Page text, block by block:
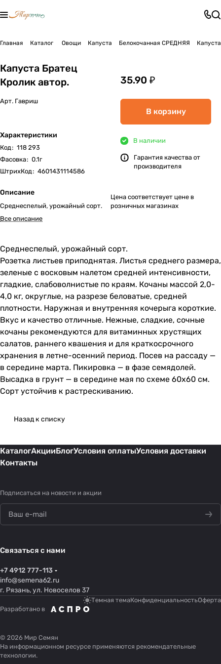
Главная Каталог Овощи Капуста Белокочанная СРЕДНЯЯ
Капуста Братец
Кролик автор.
Арт. Гавриш
Характеристики
Код: 118 293
Фасовка: 0.1г
ШтрихКод: 4601431114586
Описание
Среднеспелый, урожайный сорт.
Все описание
35.90 ₽
В корзину
В наличии
Гарантия качества от
производителя
Цена соответствует цене в
розничных магазинах
Среднеспелый, урожайный сорт.
Розетка листьев приподнятая. Листья среднего размера,
зеленые с восковым налетом средней интенсивности,
гладкие, слабоволнистые по краям. Кочаны массой 2,0-
4,0 кг, округлые, на разрезе беловатые, средней
плотности. Наружная и внутренняя кочерыга короткие.
Вкус и качество отличные. Нежные, сладкие, сочные
кочаны рекомендуются для витаминных хрустящих
салатов, раннего квашения и для краткосрочного
хранения в летне-осенний период. Посев на рассаду —
в середине марта. Пикировка — в фазе семядолей.
Высадка в грунт — в середине мая по схеме 60х60 см.
Сорт устойчив к растрескиванию.
Назад к списку
КаталогАкцииБлогУсловия оплатыУсловия доставки
Контакты
Подписаться на новости и акции
Связаться с нами
+7 4912 777-113
info@semena62.ru
г. Рязань, ул. Новоселов 37
Темная темаКонфиденциальностьОферта
Разработано в
© 2026 Мир Семян
На информационном ресурсе применяются рекомендательные
технологии.